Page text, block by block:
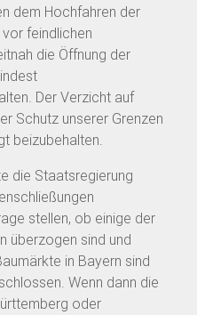
dem Hochfahren der
feindlichen
die Öffnung der
Der Verzicht auf
Schutz unserer Grenzen
beizubehalten.
die Staatsregierung
stellen, ob einige der
überzogen sind und
in Bayern sind
Wenn dann die
oder